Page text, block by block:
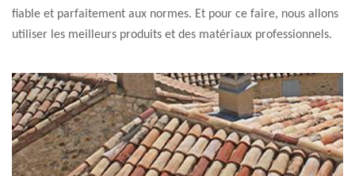
fiable et parfaitement aux normes. Et pour ce faire, nous allons
utiliser les meilleurs produits et des matériaux professionnels.